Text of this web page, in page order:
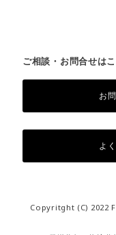
ご相談・お問合せは
お
よ
Copyritght (C) 2022